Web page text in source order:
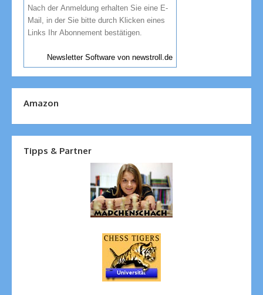
Nach der Anmeldung erhalten Sie eine E-
Mail, in der Sie bitte durch Klicken eines
Links Ihr Abonnement bestätigen.
Newsletter Software von newstroll.de
Amazon
Tipps & Partner